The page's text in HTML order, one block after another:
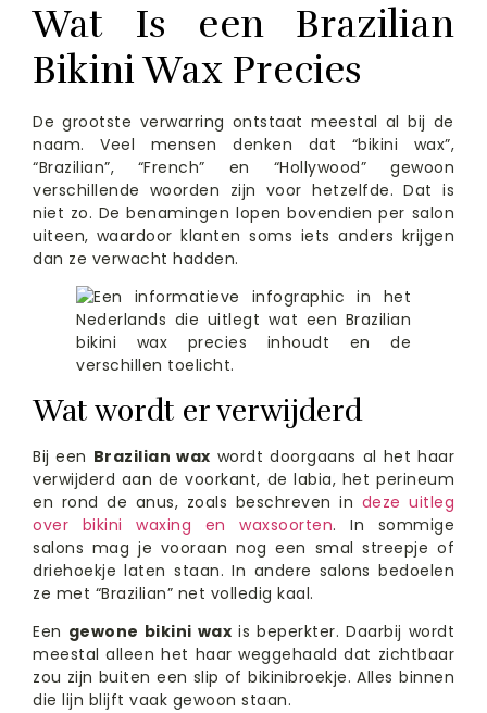
Wat Is een Brazilian
Bikini Wax Precies
De grootste verwarring ontstaat meestal al bij de
naam. Veel mensen denken dat “bikini wax”,
“Brazilian”, “French” en “Hollywood” gewoon
verschillende woorden zijn voor hetzelfde. Dat is
niet zo. De benamingen lopen bovendien per salon
uiteen, waardoor klanten soms iets anders krijgen
dan ze verwacht hadden.
Wat wordt er verwijderd
Bij een Brazilian wax wordt doorgaans al het haar
verwijderd aan de voorkant, de labia, het perineum
en rond de anus, zoals beschreven in deze uitleg
over bikini waxing en waxsoorten. In sommige
salons mag je vooraan nog een smal streepje of
driehoekje laten staan. In andere salons bedoelen
ze met “Brazilian” net volledig kaal.
Een gewone bikini wax is beperkter. Daarbij wordt
meestal alleen het haar weggehaald dat zichtbaar
zou zijn buiten een slip of bikinibroekje. Alles binnen
die lijn blijft vaak gewoon staan.